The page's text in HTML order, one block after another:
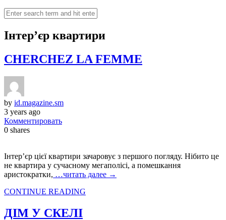
Інтер’єр квартири
CHERCHEZ LA FEMME
by id.magazine.sm
3 years ago
Комментировать
0 shares
Інтер’єр цієї квартири зачаровує з першого погляду. Нібито це
не квартира у сучасному мегаполісі, а помешкання
аристократки, …читать далее →
CONTINUE READING
ДІМ У СКЕЛІ